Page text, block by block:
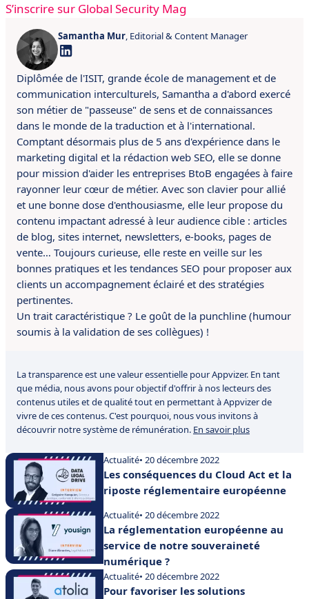
S’inscrire sur Global Security Mag
Samantha Mur, Editorial & Content Manager
Diplômée de l'ISIT, grande école de management et de
communication interculturels, Samantha a d'abord exercé
son métier de "passeuse" de sens et de connaissances
dans le monde de la traduction et à l'international.
Comptant désormais plus de 5 ans d'expérience dans le
marketing digital et la rédaction web SEO, elle se donne
pour mission d'aider les entreprises BtoB engagées à faire
rayonner leur cœur de métier. Avec son clavier pour allié
et une bonne dose d'enthousiasme, elle leur propose du
contenu impactant adressé à leur audience cible : articles
de blog, sites internet, newsletters, e-books, pages de
vente… Toujours curieuse, elle reste en veille sur les
bonnes pratiques et les tendances SEO pour proposer aux
clients un accompagnement éclairé et des stratégies
pertinentes.
Un trait caractéristique ? Le goût de la punchline (humour
soumis à la validation de ses collègues) !
La transparence est une valeur essentielle pour Appvizer. En tant
que média, nous avons pour objectif d'offrir à nos lecteurs des
contenus utiles et de qualité tout en permettant à Appvizer de
vivre de ces contenus. C'est pourquoi, nous vous invitons à
découvrir notre système de rémunération. En savoir plus
Actualité• 20 décembre 2022
Les conséquences du Cloud Act et la
riposte réglementaire européenne
Actualité• 20 décembre 2022
La réglementation européenne au
service de notre souveraineté
numérique ?
Actualité• 20 décembre 2022
Pour favoriser les solutions